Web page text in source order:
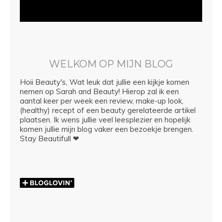
WELKOM OP MIJN BLOG
Hoii Beauty's, Wat leuk dat jullie een kijkje komen
nemen op Sarah and Beauty! Hierop zal ik een
aantal keer per week een review, make-up look,
(healthy) recept of een beauty gerelateerde artikel
plaatsen. Ik wens jullie veel leesplezier en hopelijk
komen jullie mijn blog vaker een bezoekje brengen.
Stay Beautifull ❤